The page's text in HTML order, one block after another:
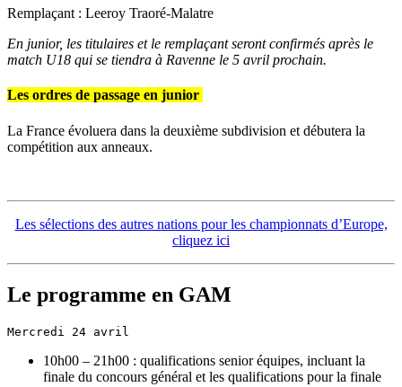
Remplaçant : Leeroy Traoré-Malatre
En junior, les titulaires et le remplaçant seront confirmés après le
match U18 qui se tiendra à Ravenne le 5 avril prochain.
Les ordres de passage en junior
La France évoluera dans la deuxième subdivision et débutera la
compétition aux anneaux.
Les sélections des autres nations pour les championnats d’Europe,
cliquez ici
Le programme en GAM
Mercredi 24 avril
10h00 – 21h00 : qualifications senior équipes, incluant la
finale du concours général et les qualifications pour la finale